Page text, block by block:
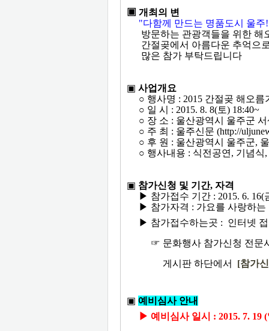
▣ 개최의 변
"다함께 만드는 명품도시 울주
방문하는 관광객들을 위한 해
간절곶에서 아름다운 추억으
많은 참가 부탁드립니다
▣ 사업개요
○ 행사명 : 2015 간절곶 해오름
○ 일 시 : 2015. 8. 8(토) 18:40~
○ 장 소 : 울산광역시 울주군 서
○ 주 최 : 울주신문 (http://
○ 후 원 : 울산광역시 울주군,
○ 행사내용 : 식전공연, 기념식,
▣ 참가신청 및 기간, 자격
▶ 참가접수 기간 : 2015. 6. 16(
▶ 참가자격 : 가요를 사랑하는
▶ 참가접수하는곳 : 인터넷
☞ 문화행사 참가신청 전문
게시판 하단에서 [참가
▣ 예비심사 안내
▶ 예비심사 일시 : 2015. 7. 19 (